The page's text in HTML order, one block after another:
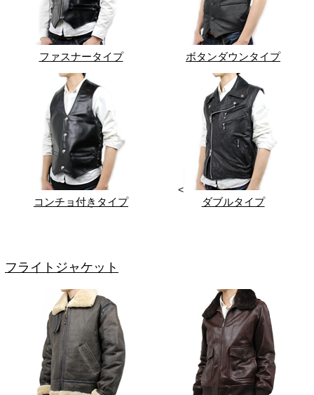
ファスナータイプ ボタンダウンタイプ
コンチョ付きタイプ
<
ダブルタイプ
フライトジャケット